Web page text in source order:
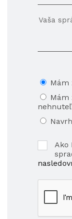
Mám
Mám
Ako